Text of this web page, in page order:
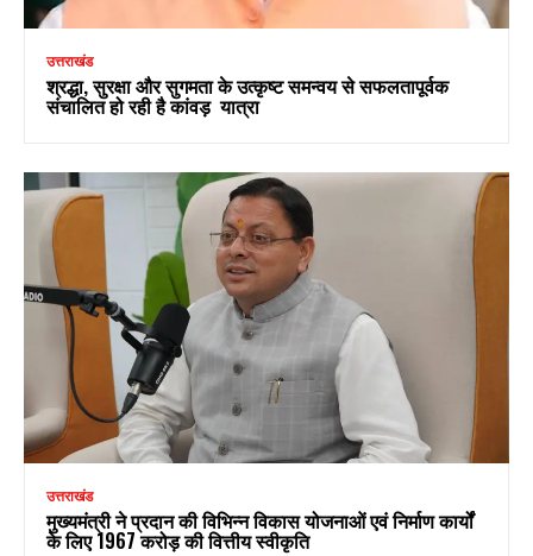
उत्तराखंड
श्रद्धा, सुरक्षा और सुगमता के उत्कृष्ट समन्वय से सफलतापूर्वक
संचालित हो रही है कांवड़ यात्रा
उत्तराखंड
मुख्यमंत्री ने प्रदान की विभिन्न विकास योजनाओं एवं निर्माण कार्यों
के लिए ₹1967 करोड़ की वित्तीय स्वीकृति